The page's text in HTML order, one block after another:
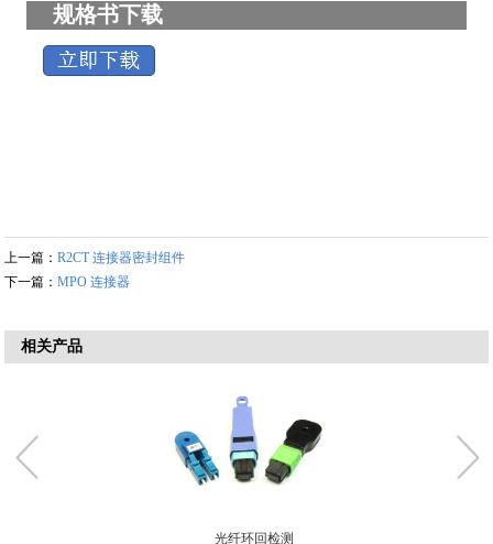
规格书下载
上一篇：R2CT 连接器密封组件
下一篇：MPO 连接器
相关产品
光纤环回检测